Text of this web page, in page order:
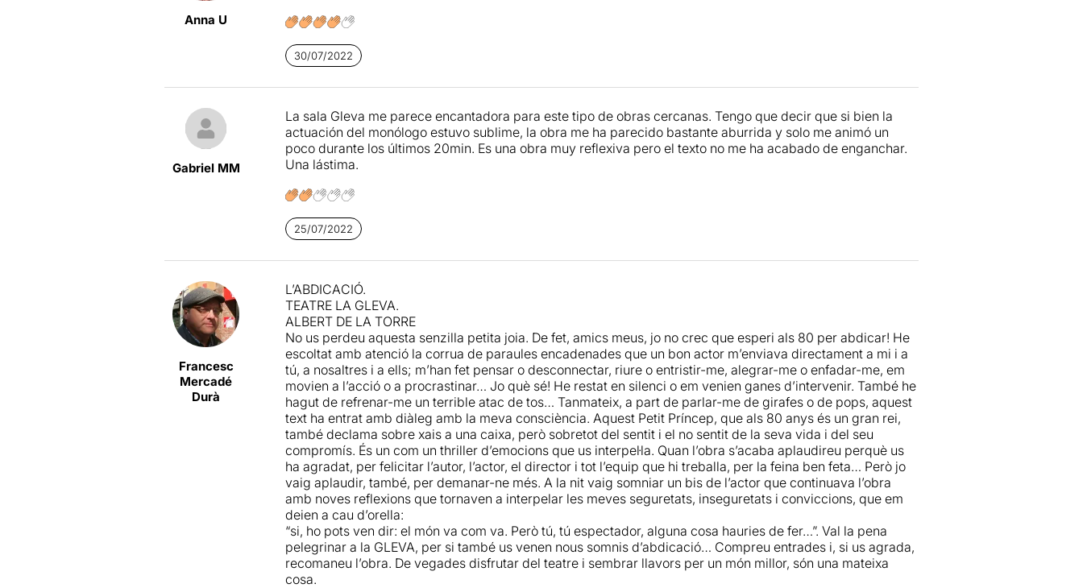
Anna U
30/07/2022
Gabriel MM
La sala Gleva me parece encantadora para este tipo de obras cercanas. Tengo que decir que si bien la
actuación del monólogo estuvo sublime, la obra me ha parecido bastante aburrida y solo me animó un
poco durante los últimos 20min. Es una obra muy reflexiva pero el texto no me ha acabado de enganchar.
Una lástima.
25/07/2022
Francesc
Mercadé
Durà
L’ABDICACIÓ.
TEATRE LA GLEVA.
ALBERT DE LA TORRE
No us perdeu aquesta senzilla petita joia. De fet, amics meus, jo no crec que esperi als 80 per abdicar! He
escoltat amb atenció la corrua de paraules encadenades que un bon actor m’enviava directament a mi i a
tú, a nosaltres i a ells; m’han fet pensar o desconnectar, riure o entristir-me, alegrar-me o enfadar-me, em
movien a l’acció o a procrastinar… Jo què sé! He restat en silenci o em venien ganes d’intervenir. També he
hagut de refrenar-me un terrible atac de tos… Tanmateix, a part de parlar-me de girafes o de pops, aquest
text ha entrat amb diàleg amb la meva consciència. Aquest Petit Príncep, que als 80 anys és un gran rei,
també declama sobre xais a una caixa, però sobretot del sentit i el no sentit de la seva vida i del seu
compromís. És un com un thriller d’emocions que us interpel·la. Quan l’obra s’acaba aplaudireu perquè us
ha agradat, per felicitar l’autor, l’actor, el director i tot l’equip que hi treballa, per la feina ben feta… Però jo
vaig aplaudir, també, per demanar-ne més. A la nit vaig somniar un bis de l’actor que continuava l’obra
amb noves reflexions que tornaven a interpelar les meves seguretats, inseguretats i conviccions, que em
deien a cau d’orella:
“si, ho pots ven dir: el món va com va. Però tú, tú espectador, alguna cosa hauries de fer…”. Val la pena
pelegrinar a la GLEVA, per si també us venen nous somnis d’abdicació… Compreu entrades i, si us agrada,
recomaneu l’obra. De vegades disfrutar del teatre i sembrar llavors per un món millor, són una mateixa
cosa.